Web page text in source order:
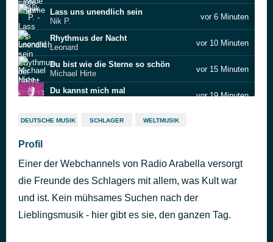
Lass uns unendlich sein
Nik P.
vor 6 Minuten
Rhythmus der Nacht
Leonard
vor 10 Minuten
Du bist wie die Sterne so schön
Michael Hirte
vor 15 Minuten
Du kannst mich mal
vor 19 Minuten
Komm lass uns fliegen
Echte Freind
Die Edlseer
Du fängst mich auf und lässt mich fliegen
vor 35 Minuten
DEUTSCHE MUSIK SCHLAGER WELTMUSIK
Profil
Einer der Webchannels von Radio Arabella versorgt
die Freunde des Schlagers mit allem, was Kult war
und ist. Kein mühsames Suchen nach der
Lieblingsmusik - hier gibt es sie, den ganzen Tag.